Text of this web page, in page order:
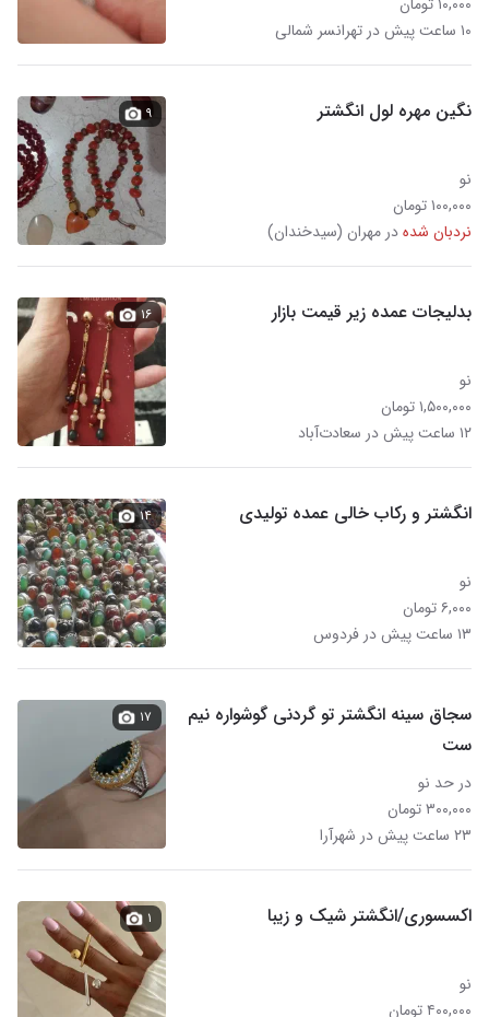
۱۰ ساعت پیش در تهرانسر شمالی
نگین مهره لول انگشتر
نو
۱۰۰,۰۰۰ تومان
نردبان شدهدر مهران (سیدخندان)
۹
بدلیجات عمده زیر قیمت بازار
نو
۱,۵۰۰,۰۰۰ تومان
۱۲ ساعت پیش در سعادت‌آباد
۱۶
انگشتر و رکاب خالی عمده تولیدی
نو
۶,۰۰۰ تومان
۱۳ ساعت پیش در فردوس
۱۴
سجاق سینه انگشتر تو گردنی گوشواره نیم
ست
در حد نو
۳۰۰,۰۰۰ تومان
۲۳ ساعت پیش در شهرآرا
۱۷
اکسسوری/انگشتر شیک و زیبا
نو
۴۰۰,۰۰۰ تومان
۱